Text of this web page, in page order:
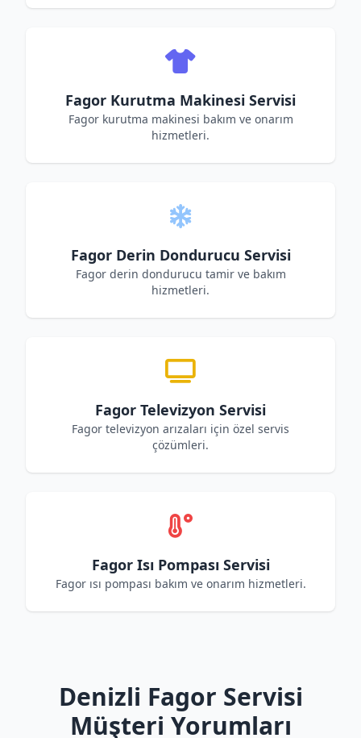
Fagor Kurutma Makinesi Servisi
Fagor kurutma makinesi bakım ve onarım
hizmetleri.
Fagor Derin Dondurucu Servisi
Fagor derin dondurucu tamir ve bakım
hizmetleri.
Fagor Televizyon Servisi
Fagor televizyon arızaları için özel servis
çözümleri.
Fagor Isı Pompası Servisi
Fagor ısı pompası bakım ve onarım hizmetleri.
Denizli Fagor Servisi
Müşteri Yorumları